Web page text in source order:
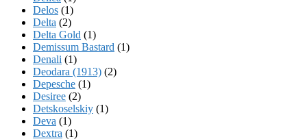
Delos (1)
Delta (2)
Delta Gold (1)
Demissum Bastard (1)
Denali (1)
Deodara (1913) (2)
Depesche (1)
Desiree (2)
Detskoselskiy (1)
Deva (1)
Dextra (1)